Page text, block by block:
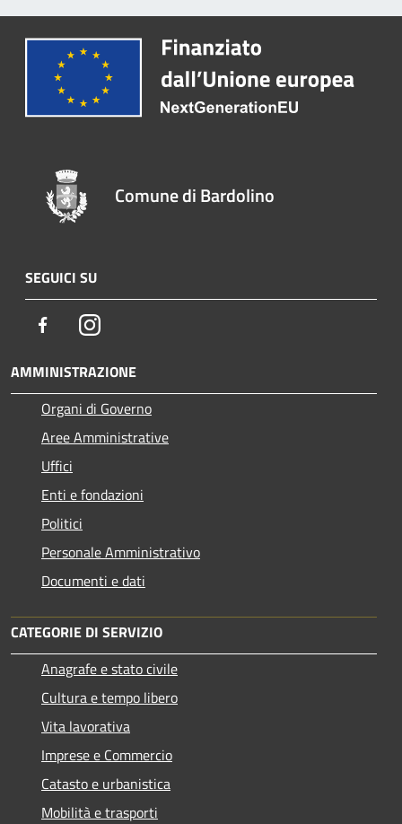
Comune di Bardolino
SEGUICI SU
FacebookInstagram
AMMINISTRAZIONE
Organi di Governo
Aree Amministrative
Uffici
Enti e fondazioni
Politici
Personale Amministrativo
Documenti e dati
CATEGORIE DI SERVIZIO
Anagrafe e stato civile
Cultura e tempo libero
Vita lavorativa
Imprese e Commercio
Catasto e urbanistica
Mobilità e trasporti